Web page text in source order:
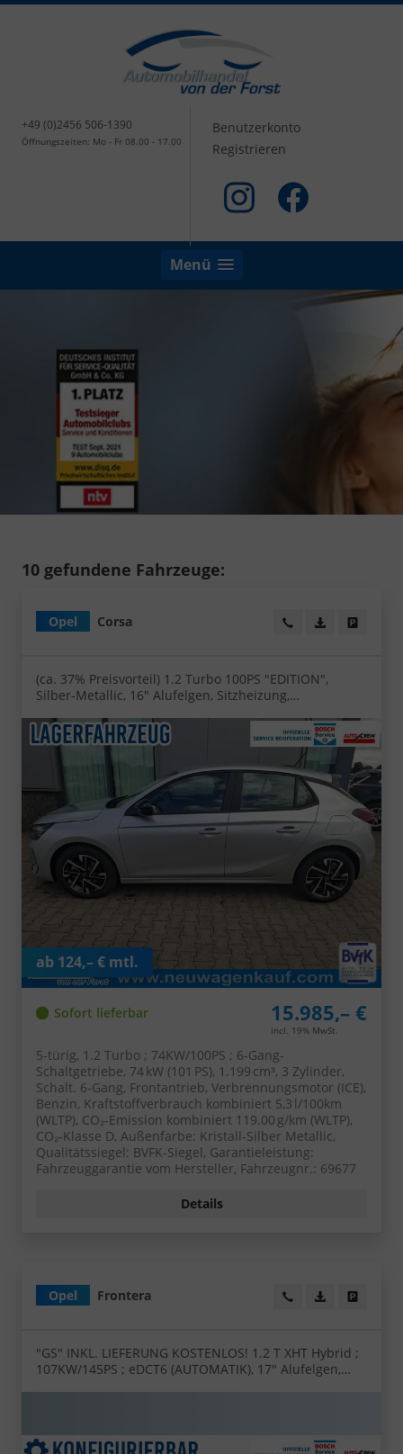
+49 (0)2456 506-1390
Öffnungszeiten: Mo - Fr 08.00 - 17.00
Benutzerkonto
Registrieren
Menü
10 gefundene Fahrzeuge:
Opel Corsa Wir rufen Sie an!
PDF-Datei,
(ca. 37% Preisvorteil) 1.2 Turbo 100PS "EDITION",
Silber-Metallic, 16" Alufelgen, Sitzheizung,
Klimaanlage, Radio AndroidAuto/Apple CarPlay,
Tempomat, ZV mit Fernbedienung
Sofort lieferbar 15.985,– €
incl. 19% MwSt.
ab 124,– € mtl.
5-türig, 1.2 Turbo ; 74KW/100PS ; 6-Gang-
Schaltgetriebe, 74 kW (101 PS), 1.199 cm³, 3 Zylinder,
Schalt. 6-Gang, Frontantrieb, Verbrennungsmotor (ICE),
Benzin, Kraftstoffverbrauch kombiniert 5,3 l/100km
(WLTP), CO₂-Emission kombiniert 119.00 g/km (WLTP),
CO₂-Klasse D, Außenfarbe: Kristall-Silber Metallic,
Qualitätssiegel: BVFK-Siegel, Garantieleistung:
Fahrzeuggarantie vom Hersteller, Fahrzeugnr.: 69677
Details
Opel Frontera Wir rufen Sie an!
PDF-Datei,
"GS" INKL. LIEFERUNG KOSTENLOS! 1.2 T XHT Hybrid ;
107KW/145PS ; eDCT6 (AUTOMATIK), 17" Alufelgen,